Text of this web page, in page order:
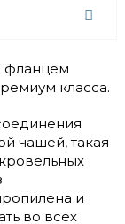
класса.
чашей, такая
и
во всех